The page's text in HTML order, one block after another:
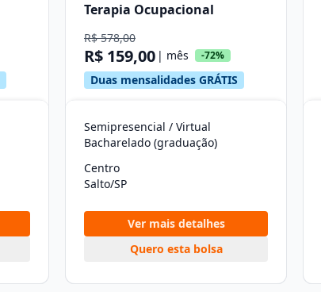
Terapia Ocupacional
R$ 578,00
R$ 159,00 | mês -72%
Duas mensalidades GRÁTIS
Semipresencial / Virtual
Bacharelado (graduação)
Centro
Salto/SP
Ver mais detalhes
Quero esta bolsa